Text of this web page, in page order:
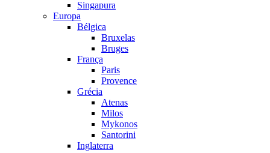
Singapura
Europa
Bélgica
Bruxelas
Bruges
França
Paris
Provence
Grécia
Atenas
Milos
Mykonos
Santorini
Inglaterra